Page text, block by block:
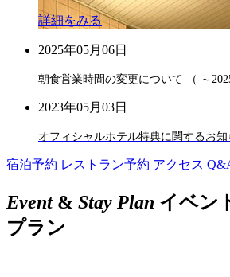
詳細をみる
2025年05月06日
朝食営業時間の変更について （ ～
2023年05月03日
オフィシャルホテル特典に関するお知
宿泊予約 レストラン予約 アクセス
Event& Stay Plan イベン
プラン